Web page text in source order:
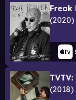
2020
2018